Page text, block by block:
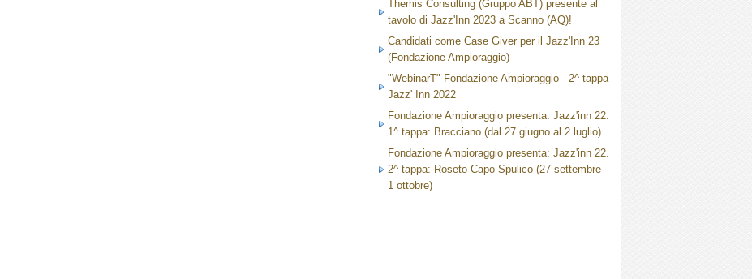
Themis Consulting (Gruppo ABT) presente al
tavolo di Jazz'Inn 2023 a Scanno (AQ)!
Candidati come Case Giver per il Jazz'Inn 23
(Fondazione Ampioraggio)
"WebinarT" Fondazione Ampioraggio - 2^ tappa
Jazz' Inn 2022
Fondazione Ampioraggio presenta: Jazz'inn 22.
1^ tappa: Bracciano (dal 27 giugno al 2 luglio)
Fondazione Ampioraggio presenta: Jazz'inn 22.
2^ tappa: Roseto Capo Spulico (27 settembre -
1 ottobre)